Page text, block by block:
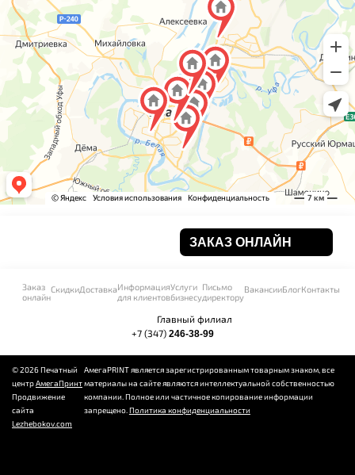
ЗАКАЗ ОНЛАЙН
Заказ
онлайн
СкидкиДоставкаИнформация
для клиентов
Услуги
бизнесу
Письмо
директору
ВакансииБлогКонтакты
Главный филиал
+7 (347) 246-38-99
©2026 Печатный
центрАмегаПринт
Продвижение
сайта
Lezhebokov.com
АмегаPRINT является зарегистрированным товарным знаком, все
материалы на сайте являются интеллектуальной собственностью
компании. Полное или частичное копирование информации
запрещено. Политика конфиденциальности